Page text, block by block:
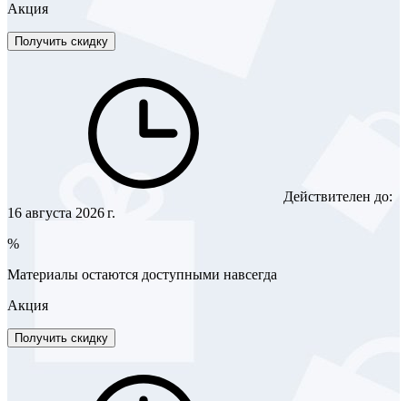
Акция
Получить скидку
Действителен до:
16 августа 2026 г.
%
Материалы остаются доступными навсегда
Акция
Получить скидку